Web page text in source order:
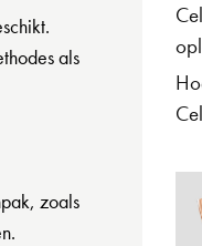
als
zoals